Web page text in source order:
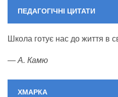
ПЕДАГОГІЧНІ ЦИТАТИ
Школа готує нас до життя в
— А. Камю
ХМАРКА